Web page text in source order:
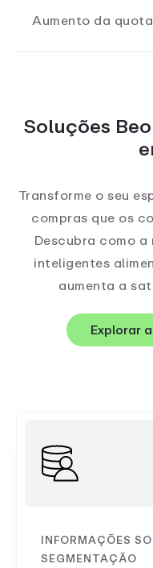
Aumento da
Soluções
Transforme o seu
compras que os
Descubra como
inteligentes
aumenta a
Explorar
INFORMAÇÕES
SEGMENTAÇÃO